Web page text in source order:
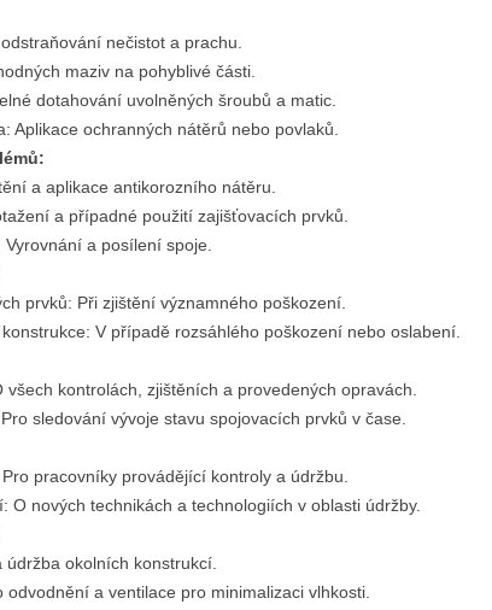
nečistot a prachu.
maziv na pohyblivé části.
dotahování uvolněných šroubů a matic.
Aplikace ochranných nátěrů nebo povlaků.
a aplikace antikorozního nátěru.
a případné použití zajišťovacích prvků.
a posílení spoje.
prvků: Při zjištění významného poškození.
V případě rozsáhlého poškození nebo oslabení.
všech kontrolách, zjištěních a provedených opravách.
sledování vývoje stavu spojovacích prvků v čase.
pracovníky provádějící kontroly a údržbu.
O nových technikách a technologiích v oblasti údržby.
údržba okolních konstrukcí.
a ventilace pro minimalizaci vlhkosti.